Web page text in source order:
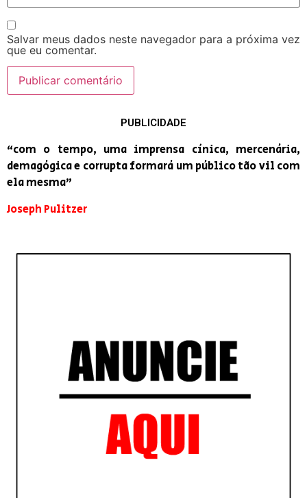
Salvar meus dados neste navegador para a próxima vez
que eu comentar.
PUBLICIDADE
“com o tempo, uma imprensa cínica, mercenária,
demagógica e corrupta formará um público tão vil com
ela mesma”
Joseph Pulitzer